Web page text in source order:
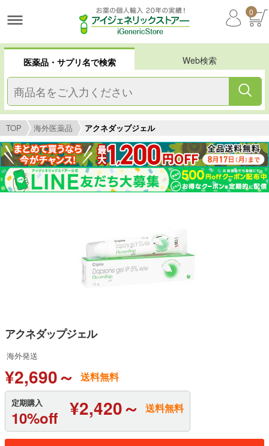
0
医薬品・サプリ名で検索 Web検索
TOP 海外医薬品 アクネダップジェル
アクネダップジェル
海外発送
¥2,690～ 送料無料
定期購入
10%off ¥2,420～ 送料無料